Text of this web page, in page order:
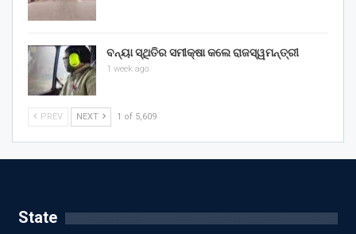
ବନ୍ୟା ସ୍ଥିତିର ସମୀକ୍ଷା କଲେ ରାଜସ୍ୱମନ୍ତ୍ରୀ
1 week ago
PREV NEXT 1 of 5,609
State